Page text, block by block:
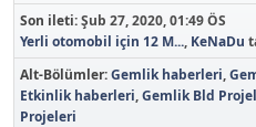
Son ileti:Şub 27, 2020, 01:49 ÖS
Yerli otomobil için 12 M..., KeNaDu
Alt-Bölümler Gemlik haberleri
Etkinlik haberleri Gemlik Bld
Projeleri